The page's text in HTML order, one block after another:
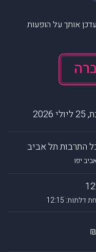
אותך על הופעות
2026
התרבות תל אביב
יפו
דלתות: 12:15